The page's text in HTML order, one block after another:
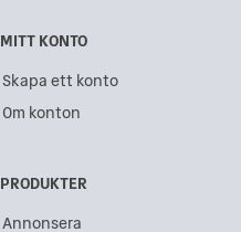
MITT KONTO
Skapa ett konto
Om konton
PRODUKTER
Annonsera